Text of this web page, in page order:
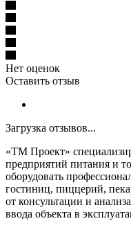
Нет оценок
Оставить отзыв
Загрузка отзывов...
«ТМ Проект»
предприятий питания и
оборудовать
гостиниц, пиццерий,
от консультации и
ввода объекта в